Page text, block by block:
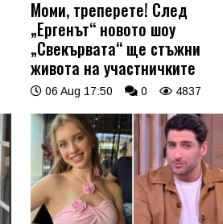
Моми, треперете! След
„Ергенът“ новото шоу
„Свекървата“ ще стъжни
живота на участничките
06 Aug 17:50 0 4837